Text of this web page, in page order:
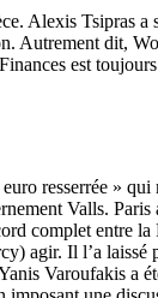
Alexis Tsipras a
Autrement dit,
est
resserrée » qui
Valls.
complet entre
agir. Il l’a
Varoufakis a